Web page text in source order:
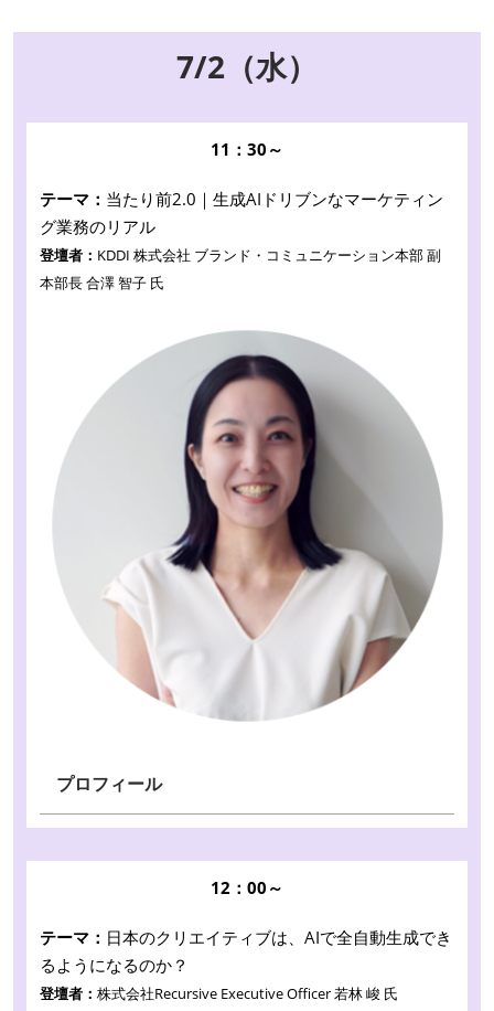
7/2（水）
11：30～
テーマ： 当たり前2.0｜生成AIドリブンなマーケティン
グ業務のリアル
登壇者： KDDI 株式会社 ブランド・コミュニケーション本部 副
本部長 合澤 智子 氏
プロフィール
12：00～
テーマ： 日本のクリエイティブは、AIで全自動生成でき
るようになるのか？
登壇者： 株式会社Recursive Executive Officer 若林 峻 氏